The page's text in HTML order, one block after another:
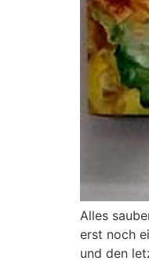
Alles
erst noch
und den